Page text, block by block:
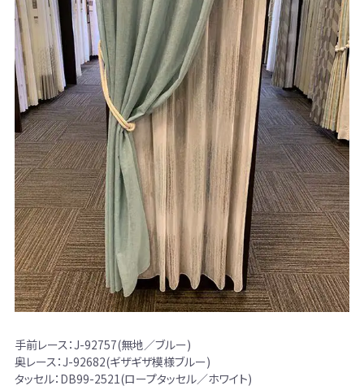
手前レース：J-92757(無地／ブルー)
奥レース：J-92682(ギザギザ模様ブルー)
タッセル：DB99-2521(ロープタッセル／ホワイト)